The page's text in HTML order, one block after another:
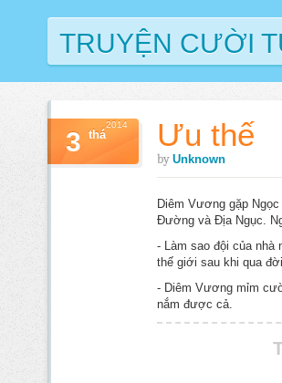
TRUYỆN CƯỜI
Ưu thế
by Unknown
3 thá
2014
Diêm Vương gặp
Đường và Địa Ngục.
- Làm sao đội của nhà
thế giới sau khi qua
- Diêm Vương mỉm
nắm được cả.